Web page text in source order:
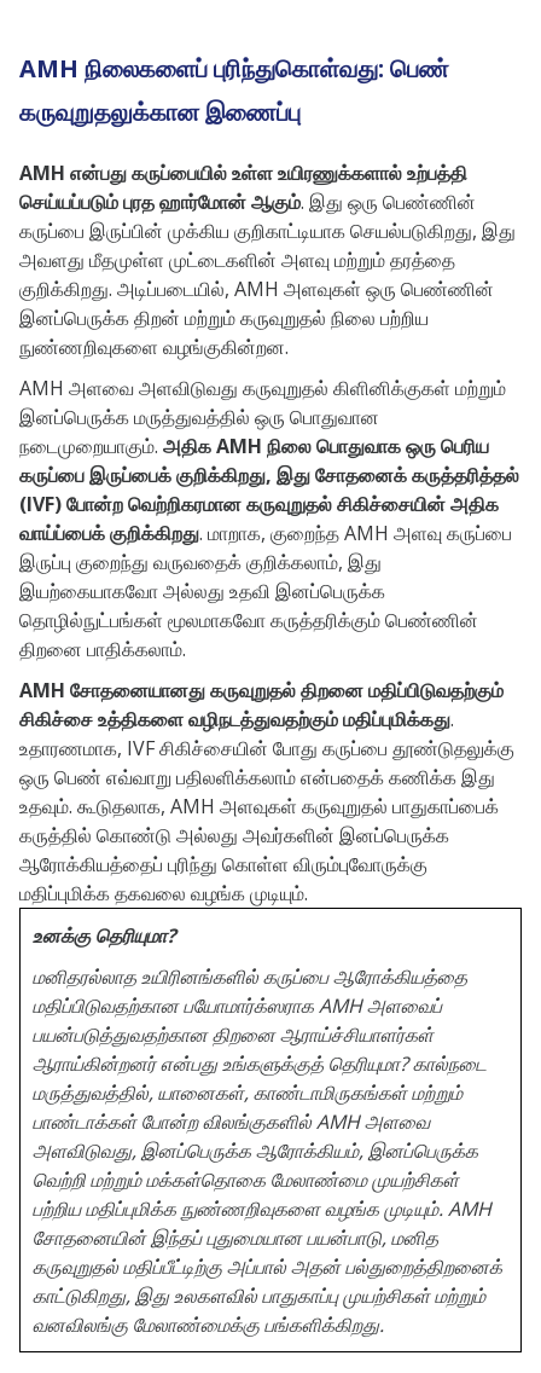
AMH நிலைகளைப் புரிந்துகொள்வது: பெண்
கருவுறுதலுக்கான இணைப்பு
AMH என்பது கருப்பையில் உள்ள உயிரணுக்களால் உற்பத்தி
செய்யப்படும் புரத ஹார்மோன் ஆகும். இது ஒரு பெண்ணின்
கருப்பை இருப்பின் முக்கிய குறிகாட்டியாக செயல்படுகிறது, இது
அவளது மீதமுள்ள முட்டைகளின் அளவு மற்றும் தரத்தை
குறிக்கிறது. அடிப்படையில், AMH அளவுகள் ஒரு பெண்ணின்
இனப்பெருக்க திறன் மற்றும் கருவுறுதல் நிலை பற்றிய
நுண்ணறிவுகளை வழங்குகின்றன.
AMH அளவை அளவிடுவது கருவுறுதல் கிளினிக்குகள் மற்றும்
இனப்பெருக்க மருத்துவத்தில் ஒரு பொதுவான
நடைமுறையாகும். அதிக AMH நிலை பொதுவாக ஒரு பெரிய
கருப்பை இருப்பைக் குறிக்கிறது, இது சோதனைக் கருத்தரித்தல்
(IVF) போன்ற வெற்றிகரமான கருவுறுதல் சிகிச்சையின் அதிக
வாய்ப்பைக் குறிக்கிறது. மாறாக, குறைந்த AMH அளவு கருப்பை
இருப்பு குறைந்து வருவதைக் குறிக்கலாம், இது
இயற்கையாகவோ அல்லது உதவி இனப்பெருக்க
தொழில்நுட்பங்கள் மூலமாகவோ கருத்தரிக்கும் பெண்ணின்
திறனை பாதிக்கலாம்.
AMH சோதனையானது கருவுறுதல் திறனை மதிப்பிடுவதற்கும்
சிகிச்சை உத்திகளை வழிநடத்துவதற்கும் மதிப்புமிக்கது.
உதாரணமாக, IVF சிகிச்சையின் போது கருப்பை தூண்டுதலுக்கு
ஒரு பெண் எவ்வாறு பதிலளிக்கலாம் என்பதைக் கணிக்க இது
உதவும். கூடுதலாக, AMH அளவுகள் கருவுறுதல் பாதுகாப்பைக்
கருத்தில் கொண்டு அல்லது அவர்களின் இனப்பெருக்க
ஆரோக்கியத்தைப் புரிந்து கொள்ள விரும்புவோருக்கு
மதிப்புமிக்க தகவலை வழங்க முடியும்.
உனக்கு தெரியுமா?
மனிதரல்லாத உயிரினங்களில் கருப்பை ஆரோக்கியத்தை
மதிப்பிடுவதற்கான பயோமார்க்ஸராக AMH அளவைப்
பயன்படுத்துவதற்கான திறனை ஆராய்ச்சியாளர்கள்
ஆராய்கின்றனர் என்பது உங்களுக்குத் தெரியுமா? கால்நடை
மருத்துவத்தில், யானைகள், காண்டாமிருகங்கள் மற்றும்
பாண்டாக்கள் போன்ற விலங்குகளில் AMH அளவை
அளவிடுவது, இனப்பெருக்க ஆரோக்கியம், இனப்பெருக்க
வெற்றி மற்றும் மக்கள்தொகை மேலாண்மை முயற்சிகள்
பற்றிய மதிப்புமிக்க நுண்ணறிவுகளை வழங்க முடியும். AMH
சோதனையின் இந்தப் புதுமையான பயன்பாடு, மனித
கருவுறுதல் மதிப்பீட்டிற்கு அப்பால் அதன் பல்துறைத்திறனைக்
காட்டுகிறது, இது உலகளவில் பாதுகாப்பு முயற்சிகள் மற்றும்
வனவிலங்கு மேலாண்மைக்கு பங்களிக்கிறது.